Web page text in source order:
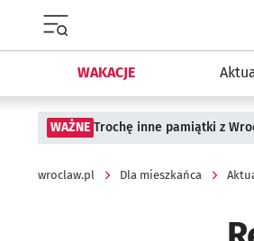
WAKACJE
WAŻNE Trochę inne pamiątki z
wroclaw.pl Dla mieszkańca